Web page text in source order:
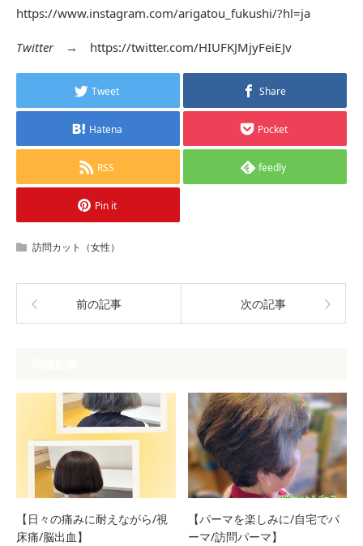
https://www.instagram.com/arigatou_fukushi/?hl=ja
Twitter→ https://twitter.com/HIUFKJMjyFeiEJv
Tweet Share
Hatena Pocket
RSS feedly
Pin it
訪問カット（女性）
前の記事 次の記事
【日々の痛みに耐えながら/視
床痛/脳出血】
【パーマを楽しみに/自宅でパ
ーマ/訪問パーマ】